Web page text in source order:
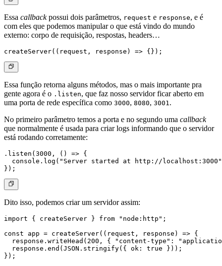
Essa callbackpossui dois parâmetros, request e response, e é
com eles que podemos manipular o que está vindo do mundo
externo: corpo de requisição, respostas, headers…
Essa função retorna alguns métodos, mas o mais importante pra
gente agora é o .listen, que faz nosso servidor ficar aberto em
uma porta de rede específica como 3000, 8080, 3001.
No primeiro parâmetro temos a porta e no segundo uma callback
que normalmente é usada para criar logs informando que o servidor
está rodando corretamente:
.listen(3000, () => {
console.log("Server started at http://
Dito isso, podemos criar um servidor assim:
import { createServer } from "node:http";
const app = createServer((request, response) => {
response.writeHead(200, { "content-type":
  response.end(JSON.stringify({ ok: true }));
});